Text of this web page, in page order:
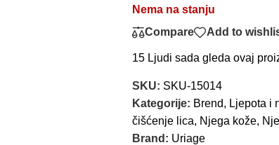
Nema na stanju
Compare
Add to
15 Ljudi sada gleda ovaj
SKU: SKU-15014
Kategorije: Brend, Ljepota i
čišćenje lica, Njega kože,
Brand: Uriage